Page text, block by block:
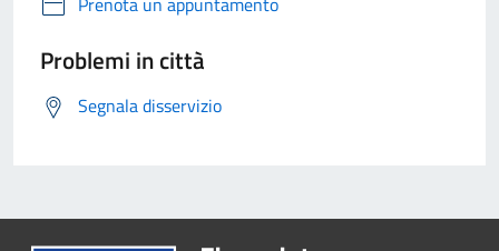
Problemi in città
Segnala disservizio